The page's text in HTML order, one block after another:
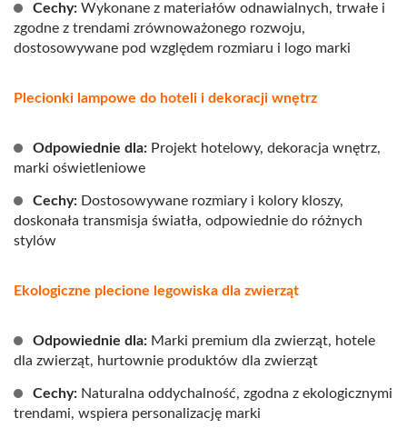
Cechy: Wykonane z materiałów odnawialnych, trwałe i
zgodne z trendami zrównoważonego rozwoju,
dostosowywane pod względem rozmiaru i logo marki
Plecionki lampowe do hoteli i dekoracji wnętrz
Odpowiednie dla: Projekt hotelowy, dekoracja wnętrz,
marki oświetleniowe
Cechy: Dostosowywane rozmiary i kolory kloszy,
doskonała transmisja światła, odpowiednie do różnych
stylów
Ekologiczne plecione legowiska dla zwierząt
Odpowiednie dla: Marki premium dla zwierząt, hotele
dla zwierząt, hurtownie produktów dla zwierząt
Cechy: Naturalna oddychalność, zgodna z ekologicznymi
trendami, wspiera personalizację marki